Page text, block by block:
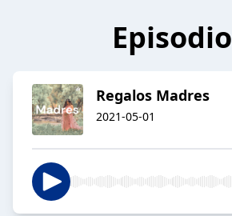
Regalos Madres
2021-05-01